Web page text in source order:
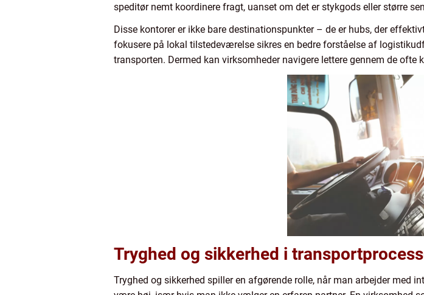
speditør nemt koordinere fragt, uanset om det er stykgods eller større
Disse kontorer er ikke bare destinationspunkter – de er hubs, der
fokusere på lokal tilstedeværelse sikres en bedre forståelse af
transporten. Dermed kan virksomheder navigere lettere gennem de
Tryghed og sikkerhed i
Tryghed og sikkerhed spiller en afgørende rolle, når man arbejder med